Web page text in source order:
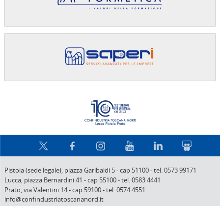
Pistoia (sede legale), piazza Garibaldi 5-cap 51100-tel. 0573 99171
Lucca, piazza Bernardini 41 -cap 55100-tel. 0583 4441
Prato,via Valentini 14-cap 59100-tel. 0574 4551
info@confindustriatoscananord.it